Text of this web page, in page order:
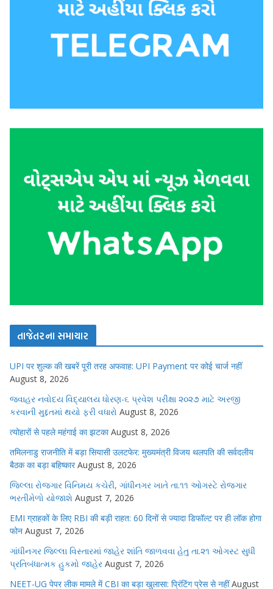
તાજેતરના સમાચાર
UPI पर शुल्क की खबरें पूरी तरह अफवाह: UPI Payment पर कोई चार्ज नहीं
August 8, 2026
જવાહર નવોદય વિદ્યાલય ધોરણ-૬ પ્રવેશ પરીક્ષા ૨૦૨૭ માટે અરજી
કરવાની મુદ્દતમાં થયો ફરી વધારો August 8, 2026
त्योहारों से पहले महंगाई का झटका August 8, 2026
तमिलनाडु राजनीति में बड़ा सियासी उलटफेर: मुख्यमंत्री विजय थलपति की सर्वदलीय
बैठक का बड़ा बहिष्कार August 8, 2026
જિલ્લા રોજગાર વિનિમય કચેરી, ગાંધીનગર ખાતે તા.૧૧ ઓગસ્ટે રોજગાર
ભરતીમેળો યોજાશે August 7, 2026
EMI ग्राहकों के लिए RBI की बड़ी राहत: 60 दिनों से ज्यादा डिफॉल्ट पर ही लॉक होगा
फोन August 7, 2026
ગાંધીનગર જિલ્લા વિસ્તારમાં જાહેર શાંતિ જાળવવા હેતુ તા.૨૧ ઓગસ્ટ સુધી
પ્રતિબંધાત્મક હુકમો જાહેર August 7, 2026
NEET-UG पेपर लीक मामले में CBI का बड़ा खुलासा: प्रिंटिंग प्रेस से नहीं August